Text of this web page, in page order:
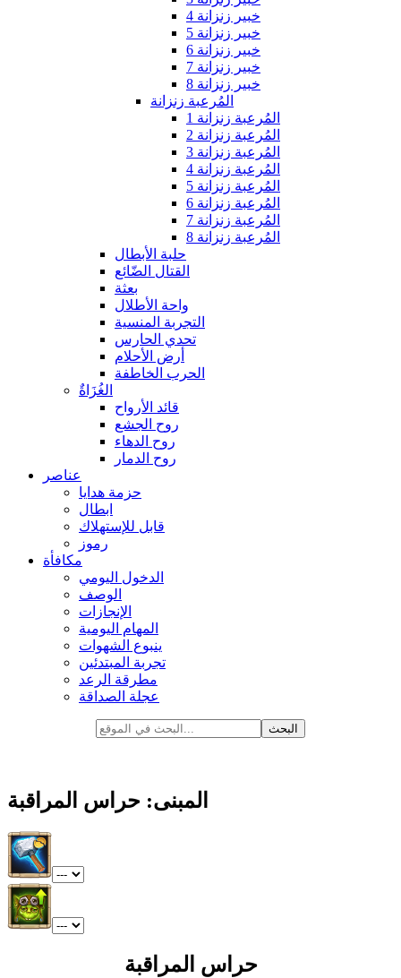
خبير زنزانة 4
خبير زنزانة 5
خبير زنزانة 6
خبير زنزانة 7
خبير زنزانة 8
المُرعبة زنزانة
المُرعبة زنزانة 1
المُرعبة زنزانة 2
المُرعبة زنزانة 3
المُرعبة زنزانة 4
المُرعبة زنزانة 5
المُرعبة زنزانة 6
المُرعبة زنزانة 7
المُرعبة زنزانة 8
حلبة الأبطال
القتال الضّائع
بعثة
واحة الأطلال
التجربة المنسية
تحدي الحارس
أرض الأحلام
الحرب الخاطفة
الغُزَاةٌ
قائد الأرواح
روح الجشع
روح الدهاء
روح الدمار
عناصر
حزمة هدايا
ابطال
قابل للإستهلاك
رموز
مكافأة
الدخول اليومي
الوصف
الإنجازات
المهام اليومية
ينبوع الشهوات
تجربة المبتدئين
مطرقة الرعد
عجلة الصداقة
المبنى: حراس المراقبة
حراس المراقبة